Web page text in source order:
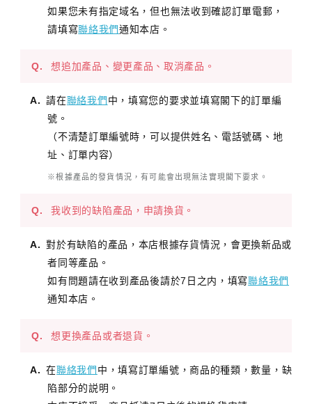
如果您未有指定域名，但也無法收到確認訂單電郵，
請填寫聯絡我們通知本店。
想追加產品、變更產品、取消產品。
請在聯絡我們 中，填寫您的要求並填寫閣下的訂單編
號。
（不清楚訂單編號時，可以提供姓名、電話號碼、地
址、訂單内容）
※根據產品的發貨情況，有可能會出現無法實現閣下要求。
我收到的缺陷產品，申請換貨。
對於有缺陷的產品，本店根據存貨情況，會更換新品或
者同等產品。
如有問題請在收到產品後請於7日之内，填寫聯絡我們
通知本店。
想更換產品或者退貨。
在聯絡我們 中，填寫訂單編號，商品的種類，數量，缺
陷部分的説明。